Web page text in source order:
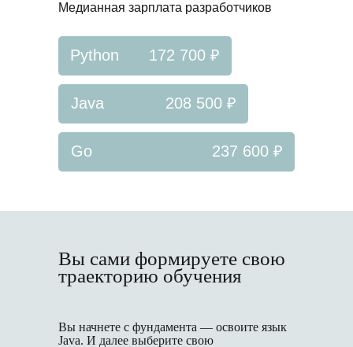
Медианная зарплата разработчиков
172 700 ₽
208 500 ₽
237 600 ₽
Python
Java
Go
Вы сами формируете свою
траекторию обучения
Вы начнете с фундамента — освоите язык
Java. И далее выберите свою